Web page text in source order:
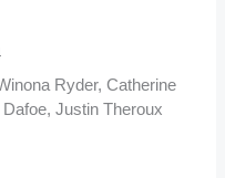
Ryder, Catherine
Justin Theroux